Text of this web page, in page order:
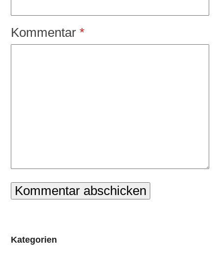
Kommentar*
Kategorien